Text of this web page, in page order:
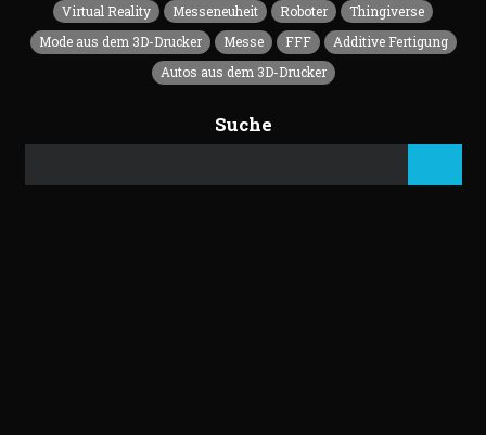
Virtual Reality
Messeneuheit Roboter
Thingiverse
Mode aus dem 3D-Drucker
Messe FFF
Additive Fertigung
Autos aus dem 3D-Drucker
Suche